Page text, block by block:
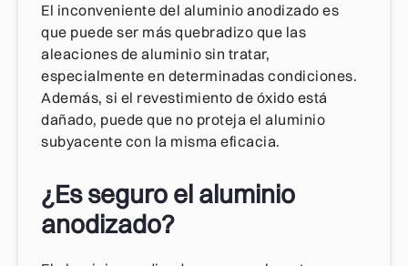
El inconveniente del aluminio anodizado es
que puede ser más quebradizo que las
aleaciones de aluminio sin tratar,
especialmente en determinadas condiciones.
Además, si el revestimiento de óxido está
dañado, puede que no proteja el aluminio
subyacente con la misma eficacia.
¿Es seguro el aluminio
anodizado?